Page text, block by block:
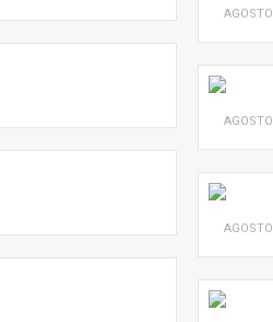
AGOSTO
AGOSTO
AGOSTO